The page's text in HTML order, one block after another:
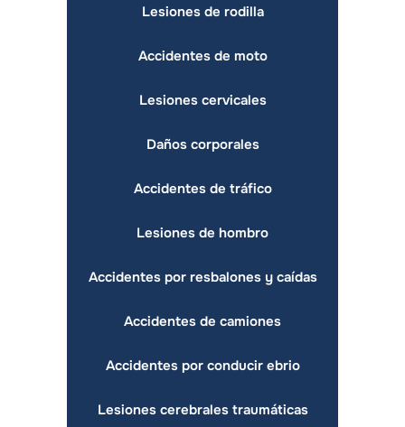
Lesiones de rodilla
Accidentes de moto
Lesiones cervicales
Daños corporales
Accidentes de tráfico
Lesiones de hombro
Accidentes por resbalones y caídas
Accidentes de camiones
Accidentes por conducir ebrio
Lesiones cerebrales traumáticas